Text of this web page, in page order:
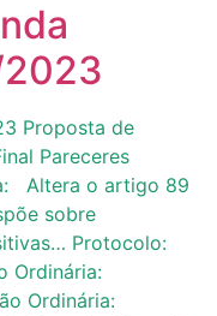
Proposta de
Pareceres
Altera o artigo 89
sobre
Protocolo:
Ordinária:
Ordinária: